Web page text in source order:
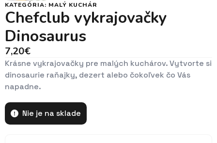
KATEGÓRIA: MALÝ KUCHÁR
Chefclub vykrajovačky
Dinosaurus
7,20€
Krásne vykrajovačky pre malých kuchárov. Vytvorte si
dinosaurie raňajky, dezert alebo čokoľvek čo Vás
napadne.
Nie je na sklade